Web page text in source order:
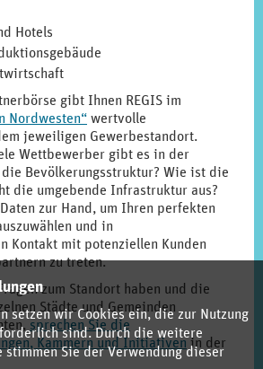
setzen wir Cookies ein, die zur Nutzung
sind. Durch die weitere
stimmen Sie der Verwendung dieser
Hotels
gibt Ihnen REGIS im
Nordwesten“ wertvolle
jeweiligen Gewerbestandort.
Wettbewerber gibt es in der
die Bevölkerungsstruktur? Wie ist die
die umgebende Infrastruktur aus?
zur Hand, um Ihren perfekten
und in
Kontakt mit potenziellen Kunden
zu treten.
zum Standort haben und die
Städte und Gemeinden
sprechen Sie die
Kammern und Initiativen in der